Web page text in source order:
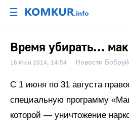
☰
Время убирать…
18 Июн 2014, 14:54 Новости
С 1 июня по 31 августа
специальную программу
которой — уничтожение